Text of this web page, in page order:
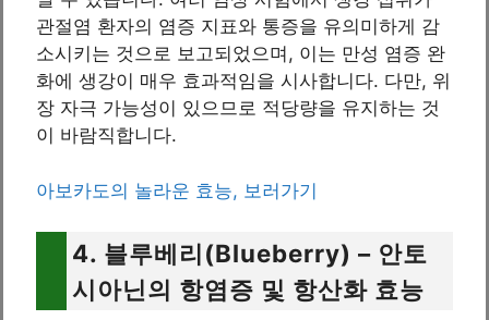
관절염 환자의 염증 지표와 통증을 유의미하게 감
소시키는 것으로 보고되었으며, 이는 만성 염증 완
화에 생강이 매우 효과적임을 시사합니다. 다만, 위
장 자극 가능성이 있으므로 적당량을 유지하는 것
이 바람직합니다.
아보카도의 놀라운 효능, 보러가기
4. 블루베리(Blueberry) – 안토
시아닌의 항염증 및 항산화 효능